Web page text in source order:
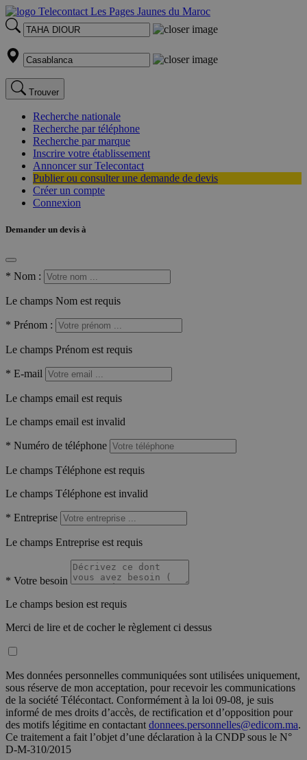
Trouver
Recherche nationale
Recherche par téléphone
Recherche par marque
Inscrire votre établissement
Annoncer sur Telecontact
Publier ou consulter une demande de devis
Créer un compte
Connexion
Demander un devis à
* Nom :
Le champs Nom est requis
* Prénom :
Le champs Prénom est requis
* E-mail
Le champs email est requis
Le champs email est invalid
* Numéro de téléphone
Le champs Téléphone est requis
Le champs Téléphone est invalid
* Entreprise
Le champs Entreprise est requis
* Votre besoin
Le champs besion est requis
Merci de lire et de cocher le règlement ci dessus
Mes données personnelles communiquées sont utilisées uniquement,
sous réserve de mon acceptation, pour recevoir les communications
de la société Télécontact. Conformément à la loi 09-08, je suis
informé de mes droits d’accès, de rectification et d’opposition pour
des motifs légitime en contactant donnees.personnelles@edicom.ma.
Ce traitement a fait l’objet d’une déclaration à la CNDP sous le N°
D-M-310/2015